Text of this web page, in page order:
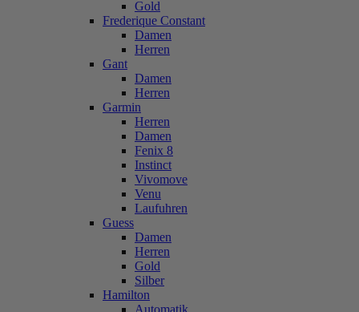
Gold
Frederique Constant
Damen
Herren
Gant
Damen
Herren
Garmin
Herren
Damen
Fenix 8
Instinct
Vivomove
Venu
Laufuhren
Guess
Damen
Herren
Gold
Silber
Hamilton
Automatik